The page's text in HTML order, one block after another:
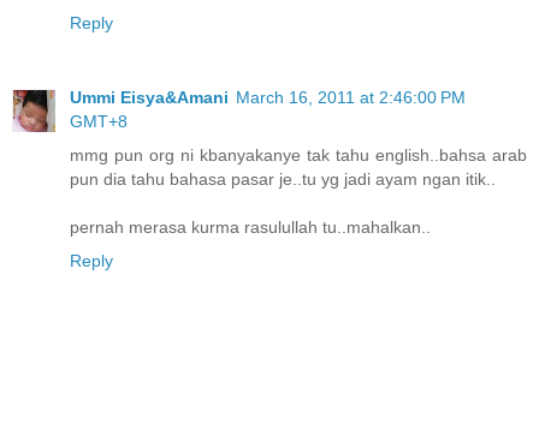
Reply
Ummi Eisya&Amani March 16, 2011 at 2:46:00 PM
GMT+8
mmg pun org ni kbanyakanye tak tahu english..bahsa arab
pun dia tahu bahasa pasar je..tu yg jadi ayam ngan itik..
pernah merasa kurma rasulullah tu..mahalkan..
Reply